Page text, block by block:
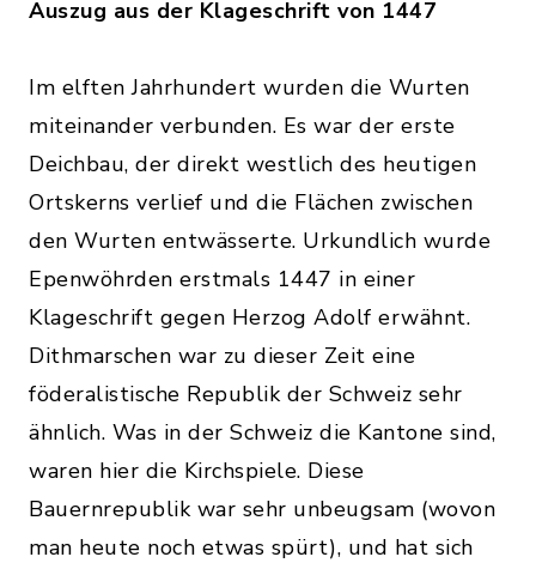
Auszug aus der Klageschrift von 1447
Im elften Jahrhundert wurden die Wurten
miteinander verbunden. Es war der erste
Deichbau, der direkt westlich des heutigen
Ortskerns verlief und die Flächen zwischen
den Wurten entwässerte. Urkundlich wurde
Epenwöhrden erstmals 1447 in einer
Klageschrift gegen Herzog Adolf erwähnt.
Dithmarschen war zu dieser Zeit eine
föderalistische Republik der Schweiz sehr
ähnlich. Was in der Schweiz die Kantone sind,
waren hier die Kirchspiele. Diese
Bauernrepublik war sehr unbeugsam (wovon
man heute noch etwas spürt), und hat sich